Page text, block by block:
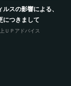
スの影響による、
につきまして
ＵＰアドバイス